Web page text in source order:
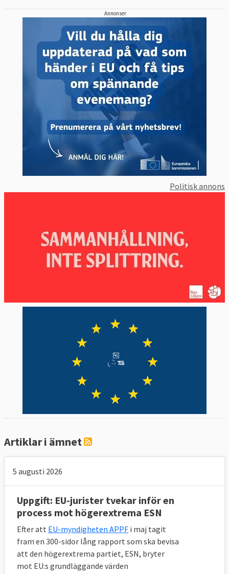
Annonser
Politisk annons
Artiklar i ämnet
5 augusti 2026
Uppgift: EU-jurister tvekar inför en
process mot högerextrema ESN
Efter att EU-myndigheten APPF i maj tagit
fram en 300-sidor lång rapport som ska bevisa
att den högerextrema partiet, ESN, bryter
mot EU:s grundläggande värden